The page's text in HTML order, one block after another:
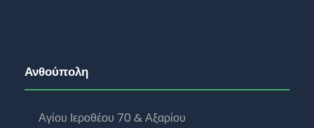
Ανθούπολη
Αγίου Ιεροθέου 70 & Αξαρίου